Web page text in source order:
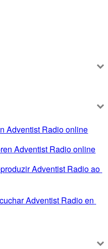
Adventist Radio online
Adventist Radio online
Adventist Radio ao
Adventist Radio en